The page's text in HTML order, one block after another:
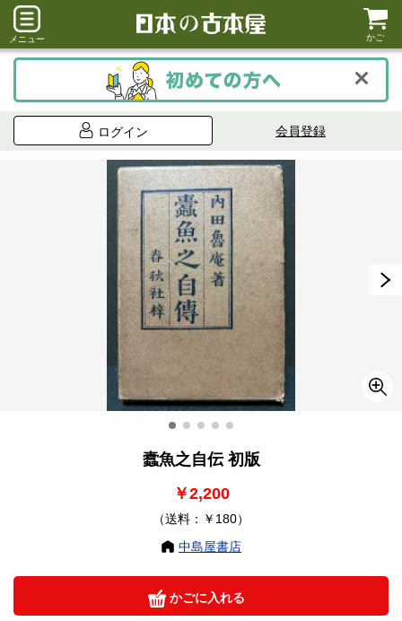
メニュー かご
ログイン 会員登録
蠧魚之自伝 初版
￥2,200
（送料：￥180）
中島屋書店
かごに入れる